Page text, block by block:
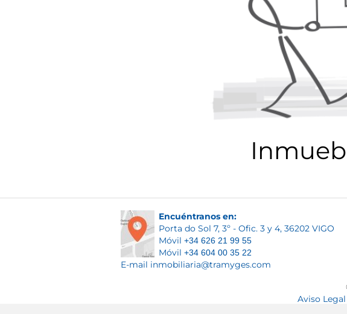
Encuéntranos en:
Porta do Sol 7, 3º - Ofic. 3 y 4, 36202 VIGO
Móvil +34 626 21 99 55
Móvil +34 604 00 35 22
E-mail inmobiliaria@tramyges.com
Aviso Legal